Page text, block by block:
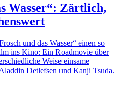
Wasser“: Zärtlich,
und das Wasser“ einen so
ins Kino: Ein Roadmovie über
Weise einsame
Detlefsen und Kanji Tsuda.